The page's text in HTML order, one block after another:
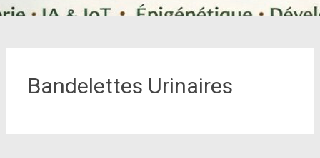
Bandelettes Urinaires